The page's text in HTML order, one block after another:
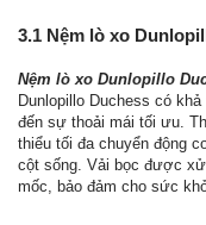
3.1 Nệm lò xo
Nệm lò xo Dunlopillo
Dunlopillo Duchess có
đến sự thoải mái tối ưu.
thiểu tối đa chuyển động
cột sống. Vải bọc được
mốc, bảo đảm cho sức